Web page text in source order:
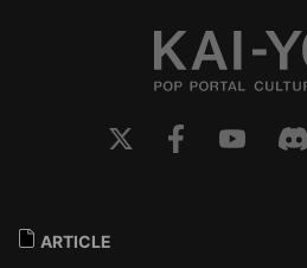
ARTICLE